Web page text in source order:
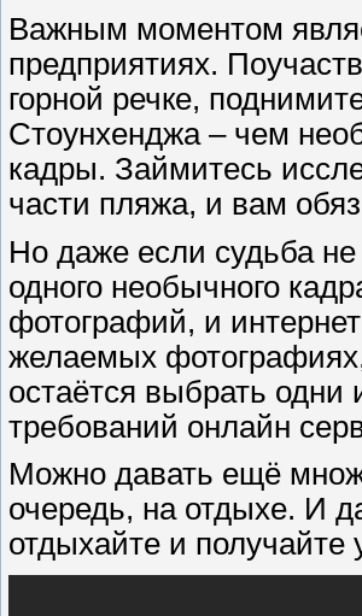
Важным моментом
предприятиях.
горной речке,
Стоунхенджа – чем
кадры. Займитесь
части пляжа, и вам
Но даже если судьба
одного необычного
фотографий, и
желаемых
остаётся выбрать
требований онлайн
Можно давать ещё
очередь, на отдыхе. И
отдыхайте и получайте